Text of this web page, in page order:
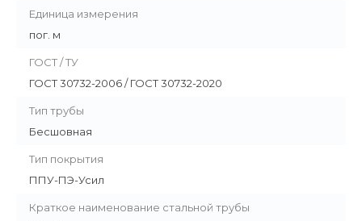
Единица измерения
пог. м
ГОСТ / ТУ
ГОСТ 30732-2006 / ГОСТ 30732-2020
Тип трубы
Бесшовная
Тип покрытия
ППУ-ПЭ-Усил
Краткое наименование стальной трубы